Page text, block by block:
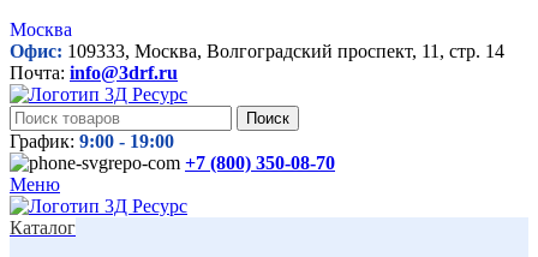
Москва
Офис: 109333, Москва, Волгоградский проспект, 11, стр. 14
Почта: info@3drf.ru
Поиск
График: 9:00 - 19:00
+7 (800) 350-08-70
Меню
Каталог